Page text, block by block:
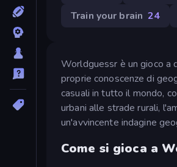
Train your brain 24
Worldguessr è un gioco a
proprie conoscenze di
casuali in tutto il mondo,
urbani alle strade rurali,
un'avvincente indagine
Come si gioca a